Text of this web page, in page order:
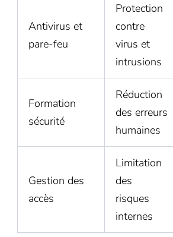
Antivirus et
pare-feu
Protection
contre
virus et
intrusions
Formation
sécurité
Réduction
des erreurs
humaines
Gestion des
accès
Limitation
des
risques
internes